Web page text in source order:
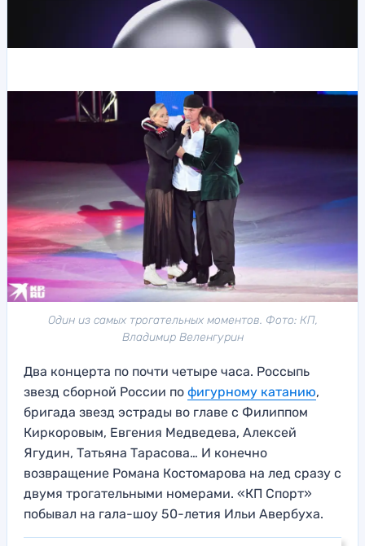
Один из самых трогательных моментов. Фото: КП,
Владимир Веленгурин
Два концерта по почти четыре часа. Россыпь
звезд сборной России по фигурному катанию,
бригада звезд эстрады во главе с Филиппом
Киркоровым, Евгения Медведева, Алексей
Ягудин, Татьяна Тарасова… И конечно
возвращение Романа Костомарова на лед сразу с
двумя трогательными номерами. «КП Спорт»
побывал на гала-шоу 50-летия Ильи Авербуха.